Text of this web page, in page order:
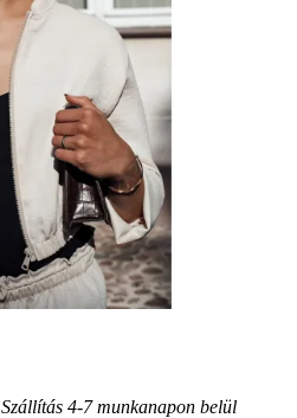
Szállítás 4-7 munkanapon belül